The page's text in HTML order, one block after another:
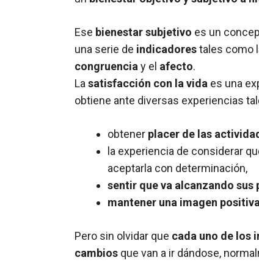
Ese bienestar subjetivo es un
una serie de indicadorestales como
congruencia y el afecto.
La satisfacción con la vida es una
obtiene ante diversas experiencias
obtener placer de las
la experiencia de considerar
aceptarla con determinación,
sentir que va alcanzando sus
mantener una imagen
Pero sin olvidar que cada uno de los
cambios que van a ir dándose,